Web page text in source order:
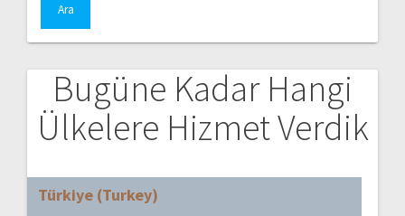
Bugüne Kadar Hangi
Ülkelere Hizmet Verdik
Türkiye (Turkey)